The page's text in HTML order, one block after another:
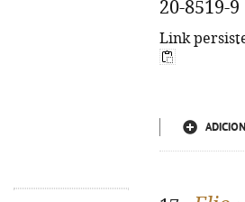
20-8519-9
Link